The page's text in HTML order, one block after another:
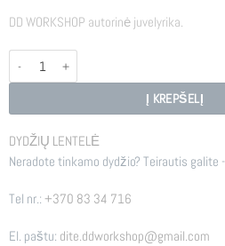
DD WORKSHOP autorinė juvelyrika.
produkto kiekis: E - WDOT
Į KREPŠELĮ
DYDŽIŲ LENTELĖ
Neradote tinkamo dydžio? Teirautis galite -
Tel nr.: +370 83 34 716
El. paštu: dite.ddworkshop@gmail.com